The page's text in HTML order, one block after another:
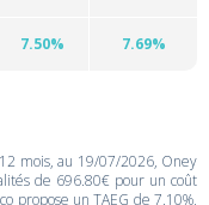
7.50% 7.69%
mois, au 19/07/2026, Oney
de 696.80€ pour un coût
propose un TAEG de 7.10%,